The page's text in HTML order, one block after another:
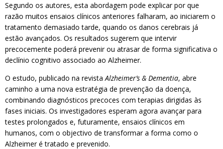
Segundo os autores, esta abordagem pode explicar por que
razão muitos ensaios clínicos anteriores falharam, ao iniciarem o
tratamento demasiado tarde, quando os danos cerebrais já
estão avançados. Os resultados sugerem que intervir
precocemente poderá prevenir ou atrasar de forma significativa o
declínio cognitivo associado ao Alzheimer.
O estudo, publicado na revistaAlzheimer’s & Dementia, abre
caminho a uma nova estratégia de prevenção da doença,
combinando diagnósticos precoces com terapias dirigidas às
fases iniciais. Os investigadores esperam agora avançar para
testes prolongados e, futuramente, ensaios clínicos em
humanos, com o objectivo de transformar a forma como o
Alzheimer é tratado e prevenido.